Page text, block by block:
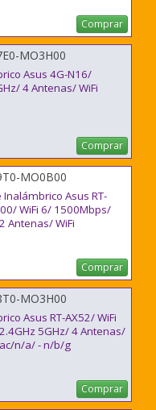
Comprar
MO3H00
Asus 4G-N16/
4 Antenas/ WiFi
Comprar
MO0B00
Asus RT-
WiFi 6/ 1500Mbps/
Antenas/ WiFi
Comprar
MO3H00
Asus RT-AX52/ WiFi
5GHz/ 4 Antenas/
n/a/ - n/b/g
Comprar